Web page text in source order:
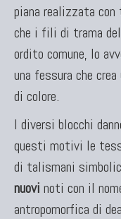
piana realizzata con
che i fili di trama
ordito comune, lo
una fessura che
di colore.
I diversi blocchi
questi motivi le
di talismani
nuovi noti con il
antropomorfica di